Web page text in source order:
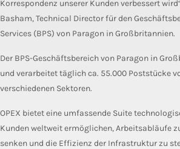
Korrespondenz unserer Kunden verbessert
Basham, Technical Director für den
Services (BPS) von Paragon in Großbritannien.
Der BPS-Geschäftsbereich von Paragon in
und verarbeitet täglich ca. 55.000 Poststücke
verschiedenen Sektoren.
OPEX bietet eine umfassende Suite
Kunden weltweit ermöglichen, Arbeitsabläufe
senken und die Effizienz der Infrastruktur zu